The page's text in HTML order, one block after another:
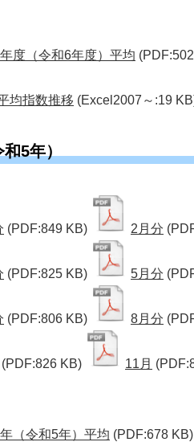
度（令和6年度）平均
均指数推移 (Excel2007～:19
5年）
(PDF:849 KB) 2月分
(PDF:825 KB) 5月分
(PDF:806 KB) 8月分
(PDF:826 KB) 11月
（令和5年）平均 (PDF:678 KB)